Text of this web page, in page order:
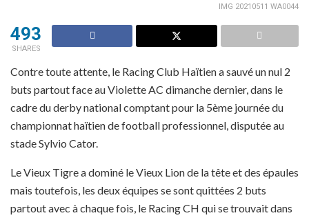
IMG 20210511 WA0044
493
SHARES
Contre toute attente, le Racing Club Haïtien a sauvé un nul 2
buts partout face au Violette AC dimanche dernier, dans le
cadre du derby national comptant pour la 5ème journée du
championnat haïtien de football professionnel, disputée au
stade Sylvio Cator.
Le Vieux Tigre a dominé le Vieux Lion de la tête et des épaules
mais toutefois, les deux équipes se sont quittées 2 buts
partout avec à chaque fois, le Racing CH qui se trouvait dans